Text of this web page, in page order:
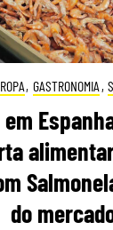
, GASTRONOMIA ,
do